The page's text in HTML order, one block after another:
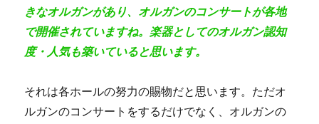
きなオルガンがあり、オルガンのコンサートが各地
で開催されていますね。楽器としてのオルガン認知
度・人気も築いていると思います。
それは各ホールの努力の賜物だと思います。ただオ
ルガンのコンサートをするだけでなく、オルガンの